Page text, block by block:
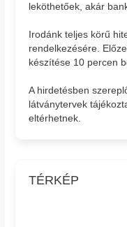
leköthetőek, akár
Irodánk teljes körű
rendelkezésére.
készítése 10 percen
A hirdetésben
látványtervek
eltérhetnek.
TÉRKÉP